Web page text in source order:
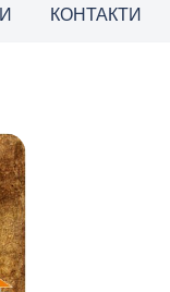
КОНТАКТИ